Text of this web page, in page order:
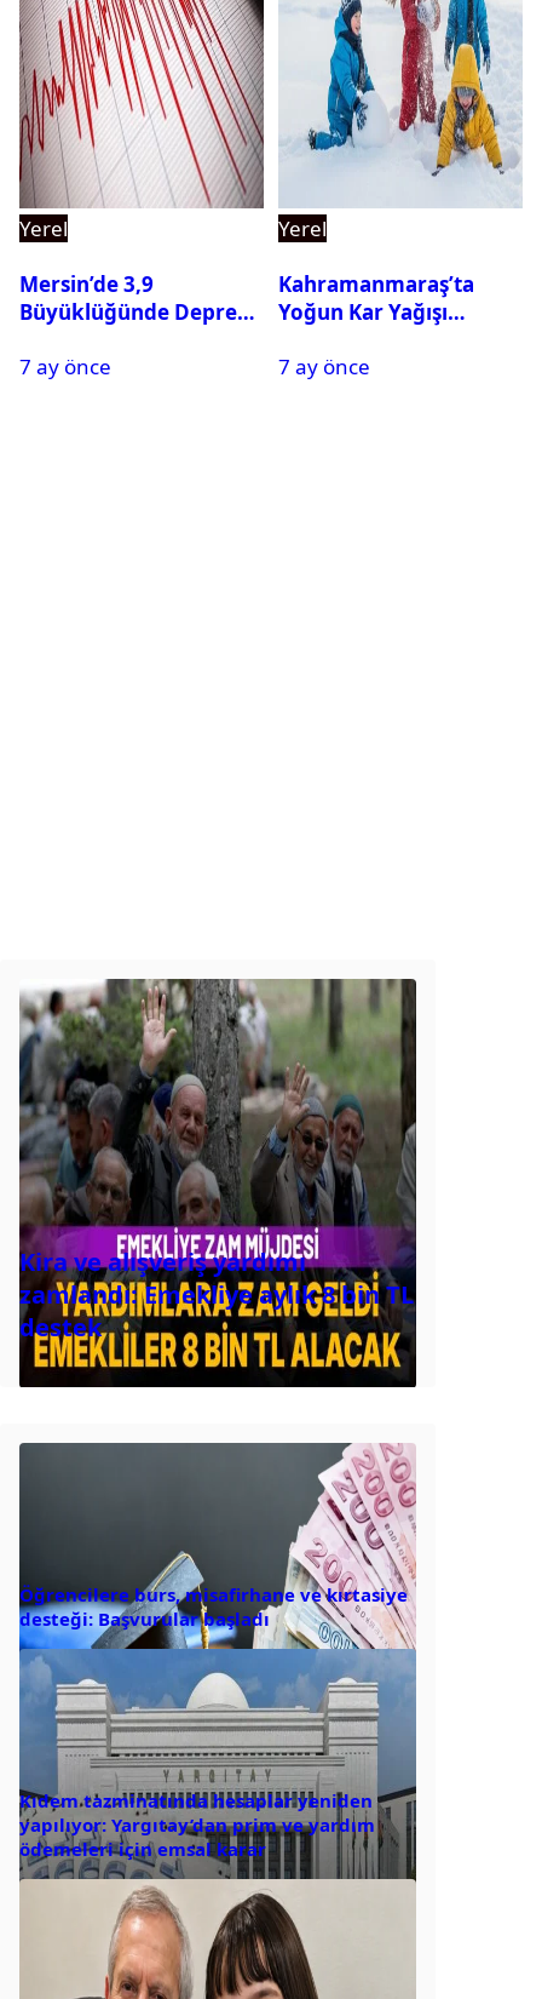
Yerel
Mersin’de 3,9
Büyüklüğünde Deprem
7 ay önce
Yerel
Kahramanmaraş’ta
Yoğun Kar Yağışı
Tatil
7 ay önce
Kira ve alışveriş yardımı
zamlandı: Emekliye aylık 8 bin TL
destek
Öğrencilere burs, misafirhane ve kırtasiye
desteği: Başvurular başladı
Kıdem tazminatında hesaplar yeniden
yapılıyor: Yargıtay’dan prim ve yardım
ödemeleri için emsal karar